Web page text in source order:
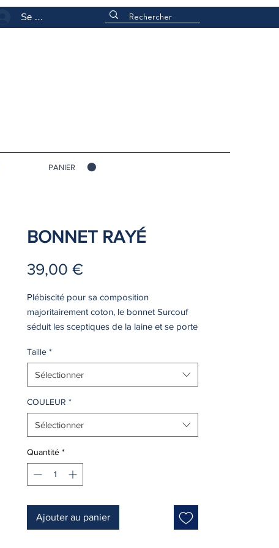
Se connecter
PANIER
BONNET RAYÉ
39,00 €Prix
Plébiscité pour sa composition
majoritairement coton, le bonnet Surcouf
séduit les sceptiques de la laine et se porte
frais avec légèreté.
Taille *
Sélectionner
COULEUR *
Sélectionner
Quantité *
Ajouter au panier